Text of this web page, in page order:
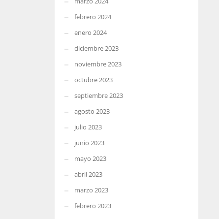
febrero 2024
enero 2024
diciembre 2023
noviembre 2023
octubre 2023
septiembre 2023
agosto 2023
julio 2023
junio 2023
mayo 2023
abril 2023
marzo 2023
febrero 2023